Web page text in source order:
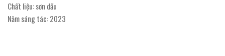
Chất liệu: sơn dầu
Năm sáng tác: 2023